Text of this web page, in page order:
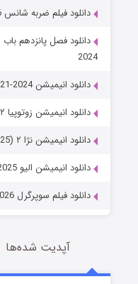
دانلود فیلم ضربه شانس Lucky Strike 2026
2024
دانلود انیمیشن Star Wars: The Bad Batch 2021-2024
دانلود انیمیشن زوتوپیا ۲ Zootopia 2 (2025)
دانلود انیمیشن نژا ۲ Ne Zha 2 (2025)
دانلود انیمیشن الیو Elio 2025
دانلود فیلم سوپرگرل Supergirl 2026
آپدیت شده‌ها